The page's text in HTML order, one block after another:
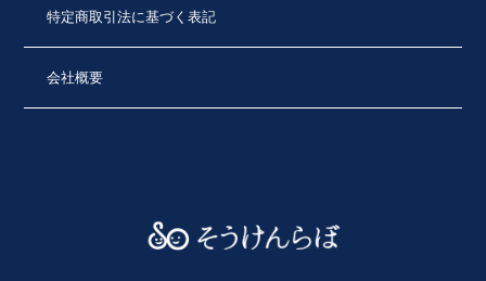
特定商取引法に基づく表記
会社概要